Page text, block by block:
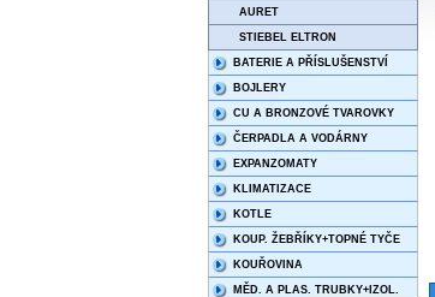
AURET
STIEBEL ELTRON
BATERIE A PŘÍSLUŠENSTVÍ
BOJLERY
CU A BRONZOVÉ TVAROVKY
ČERPADLA A VODÁRNY
EXPANZOMATY
KLIMATIZACE
KOTLE
KOUP. ŽEBŘÍKY+TOPNÉ TYČE
KOUŘOVINA
MĚD. A PLAS. TRUBKY+IZOL.